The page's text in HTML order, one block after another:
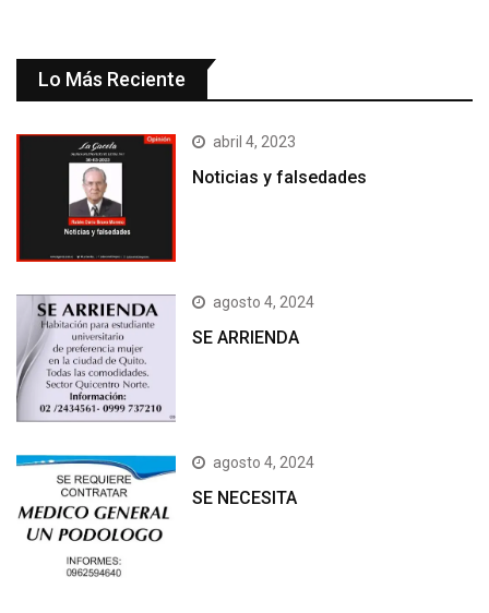
Lo Más Reciente
abril 4, 2023
Noticias y falsedades
agosto 4, 2024
SE ARRIENDA
agosto 4, 2024
SE NECESITA